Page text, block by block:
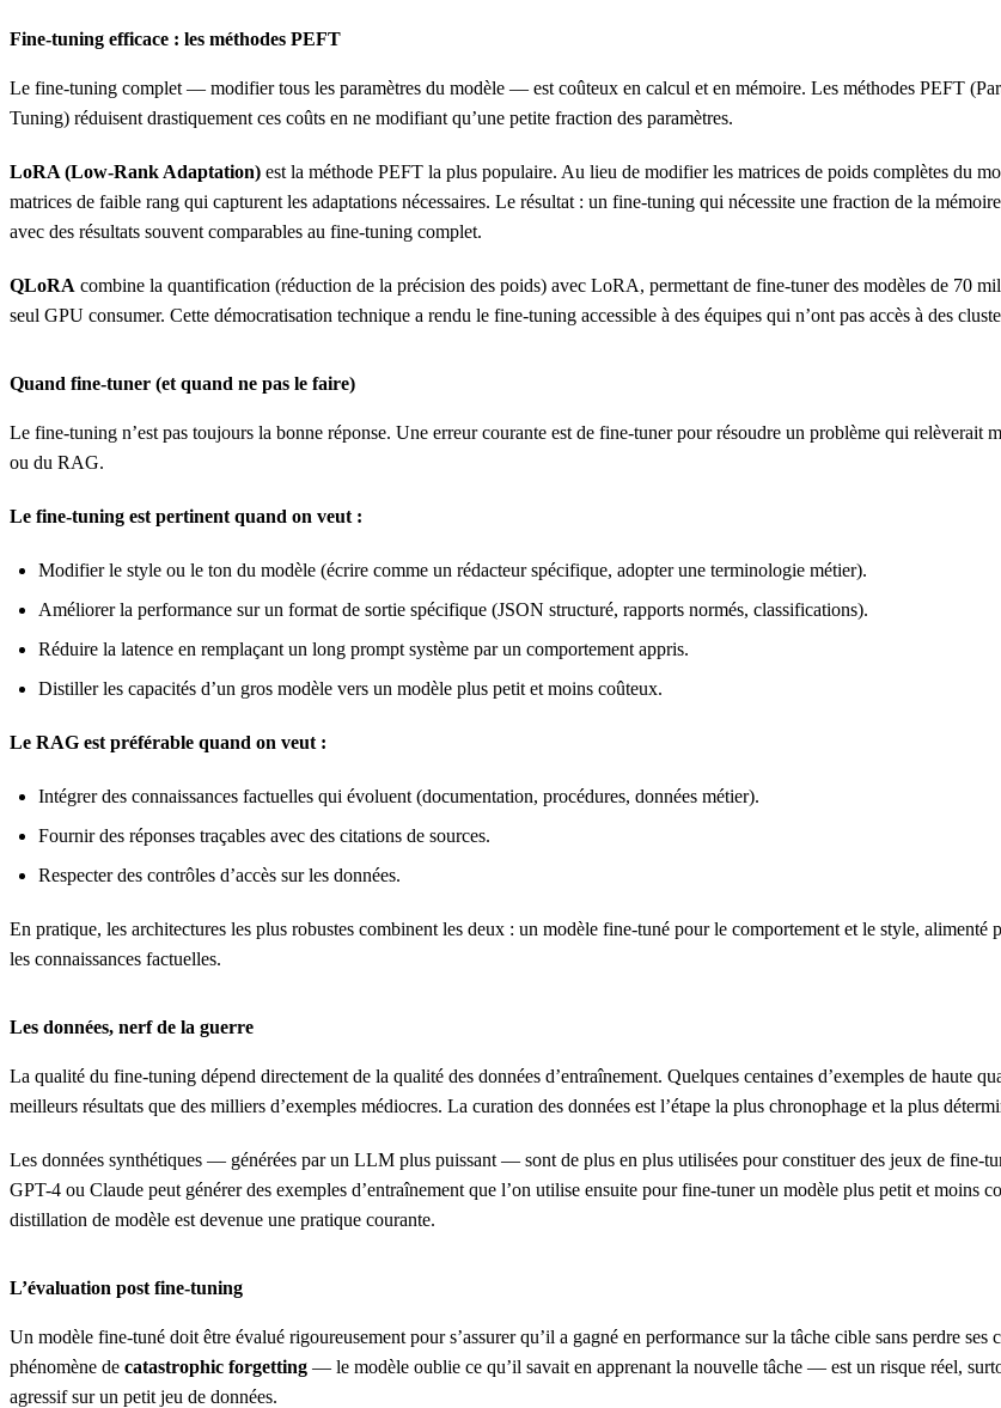
Fine-tuning efficace : les méthodes PEFT
Le fine-tuning complet — modifier tous les paramètres du modèle — est coûteux en calcul et en mémoire. Les méthodes PEFT
Tuning) réduisent drastiquement ces coûts en ne modifiant qu’une petite fraction des paramètres.
LoRA (Low-Rank Adaptation) est la méthode PEFT la plus populaire. Au lieu de modifier les matrices de poids complètes du
matrices de faible rang qui capturent les adaptations nécessaires. Le résultat : un fine-tuning qui nécessite une fraction de la
avec des résultats souvent comparables au fine-tuning complet.
QLoRA combine la quantification (réduction de la précision des poids) avec LoRA, permettant de fine-tuner des modèles de 70
seul GPU consumer. Cette démocratisation technique a rendu le fine-tuning accessible à des équipes qui n’ont pas accès à des
Quand fine-tuner (et quand ne pas le faire)
Le fine-tuning n’est pas toujours la bonne réponse. Une erreur courante est de fine-tuner pour résoudre un problème qui relèverait
ou du RAG.
Le fine-tuning est pertinent quand on veut :
Modifier le style ou le ton du modèle (écrire comme un rédacteur spécifique, adopter une terminologie métier).
Améliorer la performance sur un format de sortie spécifique (JSON structuré, rapports normés, classifications).
Réduire la latence en remplaçant un long prompt système par un comportement appris.
Distiller les capacités d’un gros modèle vers un modèle plus petit et moins coûteux.
Le RAG est préférable quand on veut :
Intégrer des connaissances factuelles qui évoluent (documentation, procédures, données métier).
Fournir des réponses traçables avec des citations de sources.
Respecter des contrôles d’accès sur les données.
En pratique, les architectures les plus robustes combinent les deux : un modèle fine-tuné pour le comportement et le style,
les connaissances factuelles.
Les données, nerf de la guerre
La qualité du fine-tuning dépend directement de la qualité des données d’entraînement. Quelques centaines d’exemples de haute
meilleurs résultats que des milliers d’exemples médiocres. La curation des données est l’étape la plus chronophage et la plus
Les données synthétiques — générées par un LLM plus puissant — sont de plus en plus utilisées pour constituer des jeux de fine-
GPT-4 ou Claude peut générer des exemples d’entraînement que l’on utilise ensuite pour fine-tuner un modèle plus petit et moins
distillation de modèle est devenue une pratique courante.
L’évaluation post fine-tuning
Un modèle fine-tuné doit être évalué rigoureusement pour s’assurer qu’il a gagné en performance sur la tâche cible sans perdre ses
phénomène de catastrophic forgetting — le modèle oublie ce qu’il savait en apprenant la nouvelle tâche — est un risque réel,
agressif sur un petit jeu de données.